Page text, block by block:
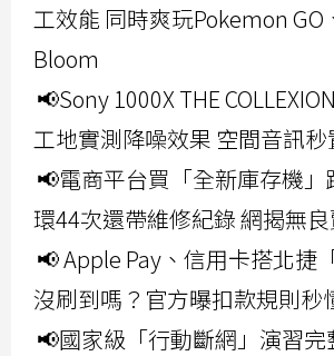
工效能 同時爽玩Pokemon GO
Bloom
📢Sony 1000X THE
工地實測降噪效果 空間音訊
📢電商平台買「全新庫存機
環44次還帶維修紀錄 網揭無
📢 Apple Pay、信用卡搭北捷
沒刷到嗎？官方曝扣款規則秒
📢國家級「行動斷網」演習完